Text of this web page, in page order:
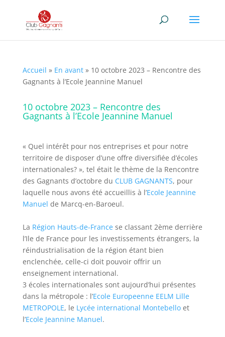
Accueil » En avant» 10 octobre 2023 – Rencontre des
Gagnants à l’Ecole Jeannine Manuel
10 octobre 2023 – Rencontre des
Gagnants à l’Ecole Jeannine Manuel
« Quel intérêt pour nos entreprises et pour notre
territoire de disposer d’une offre diversifiée d’écoles
internationales? », tel était le thème de la Rencontre
des Gagnants d’octobre du CLUB GAGNANTS, pour
laquelle nous avons été accueillis à l’Ecole Jeannine
Manuel de Marcq-en-Baroeul.
La Région Hauts-de-Francese classant 2ème derrière
l’Ile de France pour les investissements étrangers, la
réindustrialisation de la région étant bien
enclenchée, celle-ci doit pouvoir offrir un
enseignement international.
3 écoles internationales sont aujourd’hui présentes
dans la métropole : l’Ecole Europeenne EELM Lille
METROPOLE, le Lycée international Montebelloet
l’Ecole Jeannine Manuel.